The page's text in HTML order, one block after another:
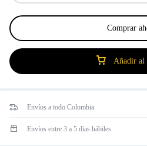
Añadir al
Comprar
Envíos a todo Colombia
Envíos entre 3 a 5 días hábiles